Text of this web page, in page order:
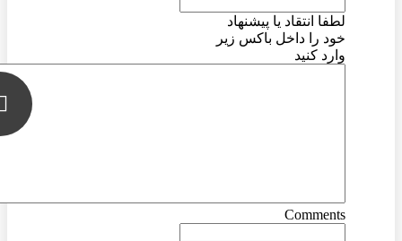
لطفا انتقاد یا پیشنهاد
خود را داخل باکس زیر
وارد کنید
Comments